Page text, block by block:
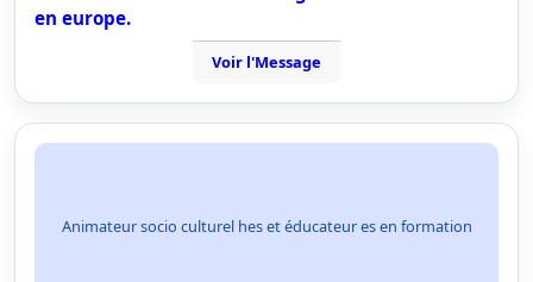
en europe.
Voir l'Message
Animateur socio culturel hes et éducateur es en formation